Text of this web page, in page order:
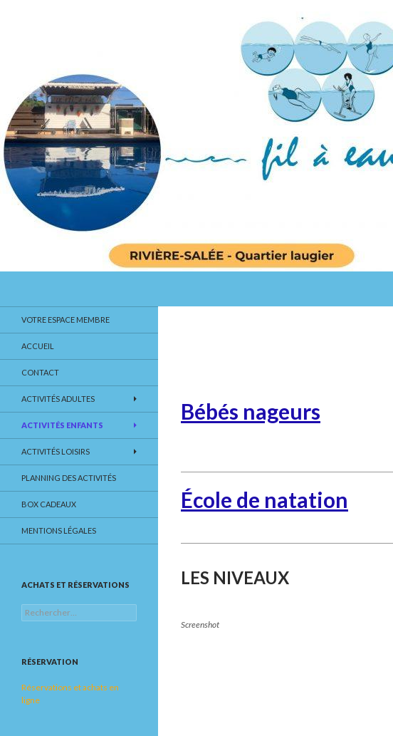
Bébés nageurs
École de natation
LES NIVEAUX
Screenshot
VOTRE ESPACE MEMBRE
ACCUEIL
CONTACT
ACTIVITÉS ADULTES
ACTIVITÉS ENFANTS
ACTIVITÉS LOISIRS
PLANNING DES ACTIVITÉS
BOX CADEAUX
MENTIONS LÉGALES
ACHATS ET RÉSERVATIONS
Rechercher :
RÉSERVATION
Réservations et achats en
ligne